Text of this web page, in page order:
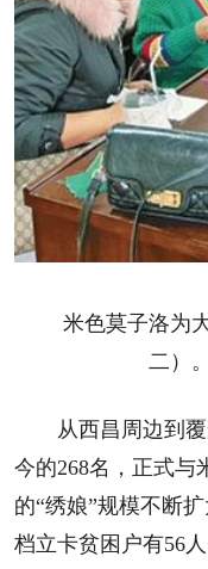
米色莫子洛为
二）
从西昌周边到
今的268名，正式与
的“绣娘”规模不断
档立卡贫困户有56